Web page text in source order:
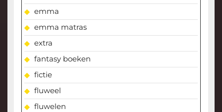
emma
emma matras
extra
fantasy boeken
fictie
fluweel
fluwelen